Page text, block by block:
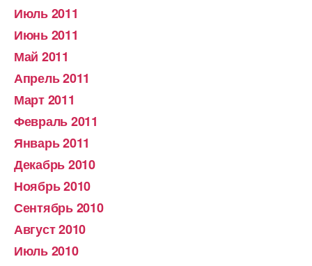
Июль 2011
Июнь 2011
Май 2011
Апрель 2011
Март 2011
Февраль 2011
Январь 2011
Декабрь 2010
Ноябрь 2010
Сентябрь 2010
Август 2010
Июль 2010